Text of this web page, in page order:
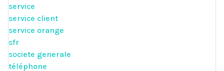
service
service client
service orange
sfr
societe generale
téléphone